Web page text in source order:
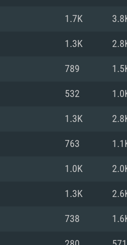
시스템
원하는 AMD
(Intel Xeon 은 지
최신 그래픽 드라
1.7K
1.3K
789
532
1.3K
763
1.0K
1.3K
738